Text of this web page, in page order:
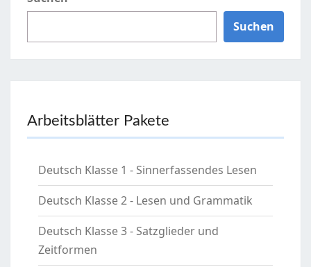
Suchen
Arbeitsblätter Pakete
Deutsch Klasse 1 - Sinnerfassendes Lesen
Deutsch Klasse 2 - Lesen und Grammatik
Deutsch Klasse 3 - Satzglieder und
Zeitformen